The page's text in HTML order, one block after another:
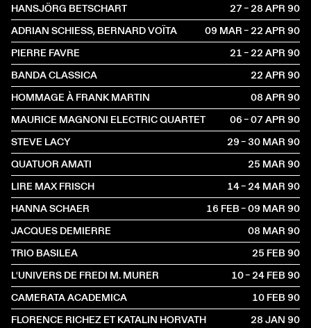
HANSJÖRG BETSCHART
27 – 28 APR1990
ADRIAN SCHIESS, BERNARD VOÏTA
09 MAR – 22 APR1990
PIERRE FAVRE
21 – 22 APR1990
BANDA CLASSICA
22 APR1990
HOMMAGE À FRANK MARTIN
08 APR1990
MAURICE MAGNONI ELECTRIC QUARTET
06 – 07 APR1990
STEVE LACY
29 – 30 MAR1990
QUATUOR AMATI
25 MAR1990
LIRE MAX FRISCH
14 – 24 MAR1990
HANNA SCHAER
16 FEB – 09 MAR1990
JACQUES DEMIERRE
08 MAR1990
TRIO BASILEA
25 FEB1990
L'UNIVERS DE FREDI M. MURER
10 – 24 FEB1990
CAMERATA ACADEMICA
10 FEB1990
FLORENCE RICHEZ ET KATALIN HORVATH
28 JAN1990